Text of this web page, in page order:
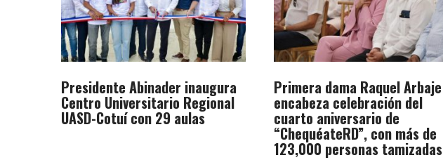
Presidente Abinader inaugura
Centro Universitario Regional
UASD-Cotuí con 29 aulas
Primera dama Raquel Arbaje
encabeza celebración del
cuarto aniversario de
“ChequéateRD”, con más de
123,000 personas tamizadas